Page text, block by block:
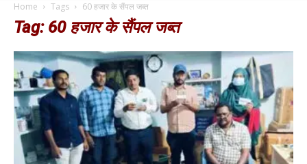
Home Tags 60 हजार के सैंपल जब्त
Tag: 60 हजार के सैंपल जब्त